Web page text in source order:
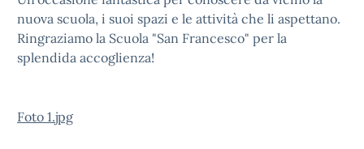
nuova scuola, i suoi spazi e le attività che li aspettano.
Ringraziamo la Scuola "San Francesco" per la
splendida accoglienza!
Foto 1.jpg